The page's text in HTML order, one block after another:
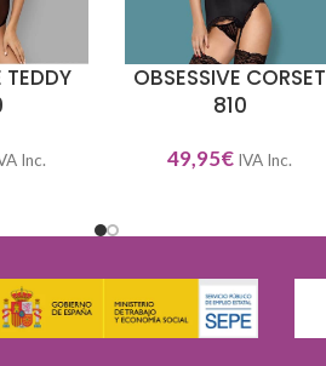
TEDDY
Inc.
SELECCIONAR OPCIONES
OBSESSIVE CORSET
810
49,95€ IVA Inc.